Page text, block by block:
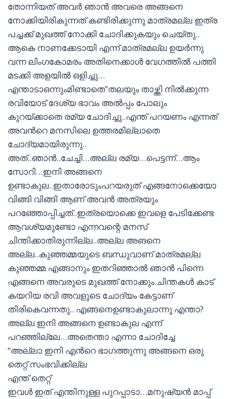
തോന്നിയത് അവര്‍ ഞാന്‍ അവരെ അങ്ങനെ
നോക്കിയിരികുന്നത് കണ്ടിരിക്കുന്നു മാത്രമല്ല ഇത്ര
പച്ചക്ക് മുഖത്ത് നോക്കി ചോദിക്കുകയും ചെയ്തു..
ആകെ നാണക്കേടായി എന്ന് മാത്രമല്ല ഉയര്‍ന്നു
വന്ന ലിംഗകോമരം അതിനെക്കാള്‍ വേഗത്തില്‍ പത്തി
മടക്കി അളയില്‍ ഒളിച്ചു…
എന്താടാഒന്നുംമിണ്ടാതെ”തലയും താഴ്ത്തി നില്‍ക്കുന്ന
രവിയോട് ദേശ്യ ഭാവം അല്‍പ്പം പോലും
കുറയ്ക്കാതെ രമ്യ ചോദിച്ചു..എന്ത് പറയണം എന്നത്
അവന്‍റെ മനസിലെ ഉത്തരമില്ലാതെ
ചോദ്യമായിരുന്നു..
അത്..ഞാന്‍..ചേച്ചി…അല്ല രമ്യ…പെട്ടന്ന്…ആം
സോറി…ഇനി അങ്ങനെ
ഉണ്ടാകുല..ഇതാരോടുംപറയരുത് എങ്ങനോക്കെയോ
വിങ്ങി വിങ്ങി ആണ് അവന്‍ അത്രയും
പറഞ്ഞോപ്പിച്ചത്..ഇത്രയൊക്കെ ഇവളെ പേടിക്കേണ്ട
ആവശ്യമുണ്ടോ എന്നവന്റെ മനസ്
ചിന്തിക്കാതിരുന്നില്ല..അല്ല അങനെ
അല്ല..കുഞ്ഞമ്മയുടെ ബന്ധുവാണ് മാത്രമല്ല
കുഞ്ഞമ്മ എങ്ങാനും ഇതറിഞ്ഞാല്‍ ഞാന്‍ പിന്നെ
എങ്ങനെ അവരുടെ മുഖത്ത് നോക്കും.ചിന്തകള്‍ കാട്
കയറിയ രവി അവളുടെ ചോദ്യം കേട്ടാണ്
തിരികെവന്നതു.. എങ്ങനെഉണ്ടാകുലാന്നു എന്താ?
അല്ല ഇനി അങ്ങനെ ഉണ്ടാകുല എന്ന്
പറഞ്ഞില്ലേ…അതെന്താ എന്നാ ചോദിച്ചേ
“അല്ലാ ഇനി എന്‍റെ ഭാഗത്തുന്നു അങ്ങനെ ഒരു
തെറ്റ് സംഭവിക്കില്ല
എന്ത് തെറ്റ്
ഇവള്‍ ഇത് എന്തിനുള്ള പുറപ്പാടാ…മനുഷ്യന്‍ മാപ്പ്